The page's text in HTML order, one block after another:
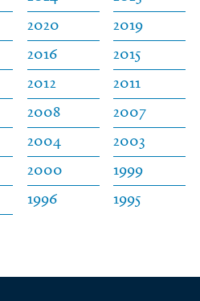
2020
2019
2016
2015
2012
2011
2008
2007
2004
2003
2000
1999
1996
1995